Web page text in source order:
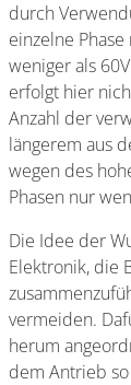
durch
einzelne
weniger als
erfolgt hier
Anzahl der
längerem aus
wegen des
Phasen nur
Die Idee der
Elektronik, die
vermeiden.
herum
dem Antrieb